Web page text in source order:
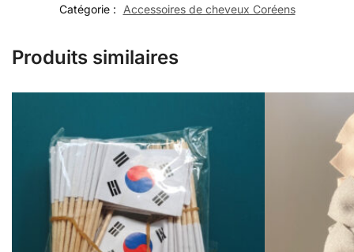
Catégorie :
Accessoires de cheveux Coréens
Produits similaires